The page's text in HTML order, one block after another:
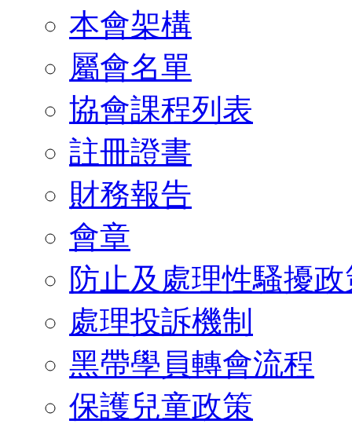
本會架構
屬會名單
協會課程列表
註冊證書
財務報告
會章
防止及處理性騷擾
處理投訴機制
黑帶學員轉會流程
保護兒童政策